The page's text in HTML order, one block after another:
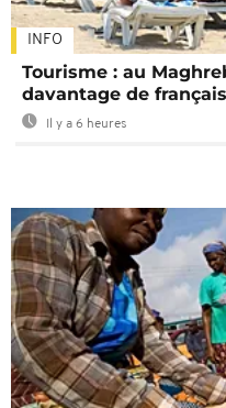
INFO
Tourisme : au
davantage de
Il y a 6 heures